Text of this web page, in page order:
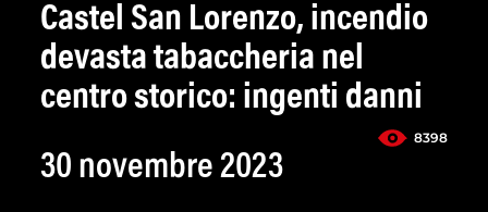
Castel San Lorenzo, incendio
devasta tabaccheria nel
centro storico: ingenti danni
8398
30 novembre 2023